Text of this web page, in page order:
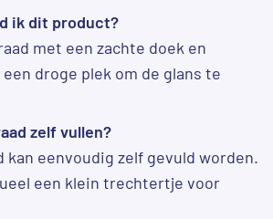
ik dit product?
met een zachte doek en
droge plek om de glans te
zelf vullen?
kan eenvoudig zelf gevuld worden.
een klein trechtertje voor